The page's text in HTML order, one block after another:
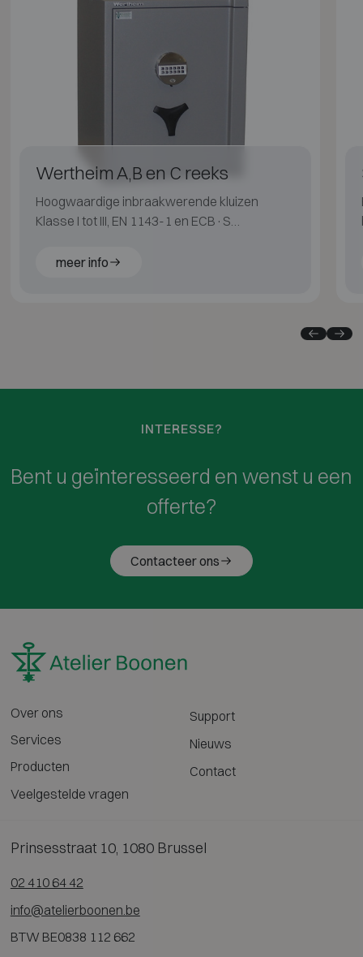
Wertheim A,B en C reeks
Hoogwaardige inbraakwerende kluizen
Klasse I tot III, EN 1143-1 en ECB·S
meer info
INTERESSE?
Bent u geïnteresseerd en wenst u een
offerte?
Contacteer ons
Over ons
Services
Producten
Veelgestelde vragen
Support
Nieuws
Contact
Prinsesstraat 10, 1080 Brussel
02 410 64 42
info@atelierboonen.be
BTW BE0838 112 662